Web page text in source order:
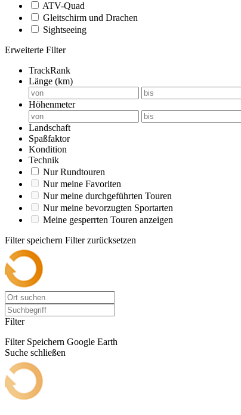
ATV-Quad
Gleitschirm und Drachen
Sightseeing
Erweiterte Filter
TrackRank
Länge (km)
Höhenmeter
Landschaft
Spaßfaktor
Kondition
Technik
Nur Rundtouren
Nur meine Favoriten
Nur meine durchgeführten Touren
Nur meine bevorzugten Sportarten
Meine gesperrten Touren anzeigen
Filter speichern Filter zurücksetzen
Filter
Filter Speichern Google Earth
Suche schließen